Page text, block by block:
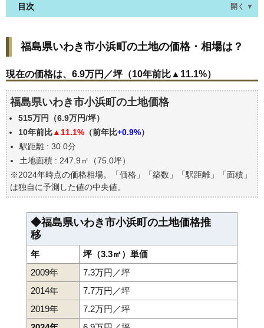
目次 開く ▼
現在の価格は、6.9万円／坪（10年前比▲11.1%）
価格を詳細に分析しよう
福島県いわき市小浜町の土地の過去の売買事例
公示地価はいくら
自分の年収でいくらの不動産が買える？
福島県いわき市小浜町の土地の価格・相場は？
現在の価格は、6.9万円／坪（10年前比▲11.1%）
福島県いわき市小浜町の土地価格
515万円（6.9万円/坪）
10年前比▲11.1% （前年比+0.9%）
駅距離 : 30.0分
土地面積 : 247.9㎡（75.0坪）
※2024年時点の価格相場。「価格」「築数」「駅距離」「面積」
は独自に予測した値の中央値。
◆福島県いわき市小浜町の土地価格推
移
年
坪（3.3㎡）単価
2009年
7.3万円／坪
2014年
7.7万円／坪
2019年
7.2万円／坪